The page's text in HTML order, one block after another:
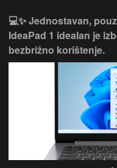
💻✨ Jednostavan,
IdeaPad 1 idealan je
bezbrižno korištenje.